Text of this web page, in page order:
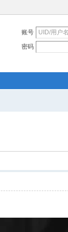
账号
密码